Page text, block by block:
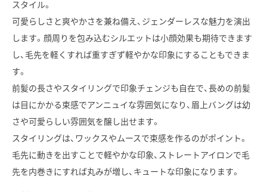
スタイル。
可愛らしさと爽やかさを兼ね備え、ジェンダーレスな魅力を演出
します。顔周りを包み込むシルエットは小顔効果も期待できます
し、毛先を軽くすれば重すぎず軽やかな印象にすることもできま
す。
前髪の長さやスタイリングで印象チェンジも自在で、長めの前髪
は目にかかる束感でアンニュイな雰囲気になり、眉上バングは幼
さや可愛らしい雰囲気を醸し出せます。
スタイリングは、ワックスやムースで束感を作るのがポイント。
毛先に動きを出すことで軽やかな印象、ストレートアイロンで毛
先を内巻きにすれば丸みが増し、キュートな印象になります。